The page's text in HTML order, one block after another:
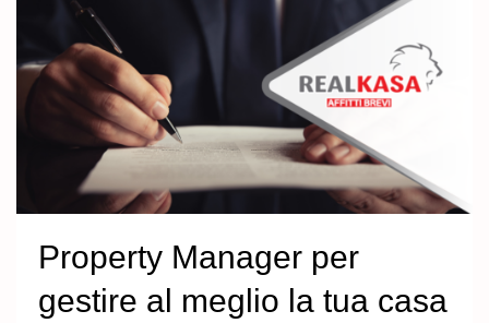
Property Manager per
gestire al meglio la tua casa